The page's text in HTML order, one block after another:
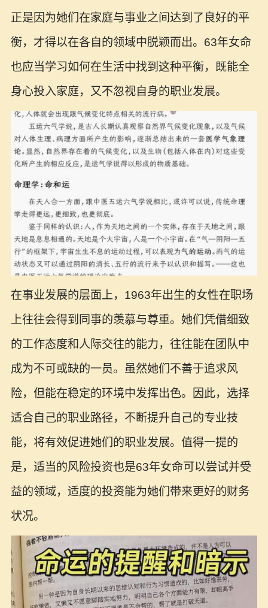
正是因为她们在家庭与事业之间达到了良好的平
衡，才得以在各自的领域中脱颖而出。63年女命
也应当学习如何在生活中找到这种平衡，既能全
身心投入家庭，又不忽视自身的职业发展。
在事业发展的层面上，1963年出生的女性在职场
上往往会得到同事的羡慕与尊重。她们凭借细致
的工作态度和人际交往的能力，往往能在团队中
成为不可或缺的一员。虽然她们不善于追求风
险，但能在稳定的环境中发挥出色。因此，选择
适合自己的职业路径，不断提升自己的专业技
能，将有效促进她们的职业发展。值得一提的
是，适当的风险投资也是63年女命可以尝试并受
益的领域，适度的投资能为她们带来更好的财务
状况。